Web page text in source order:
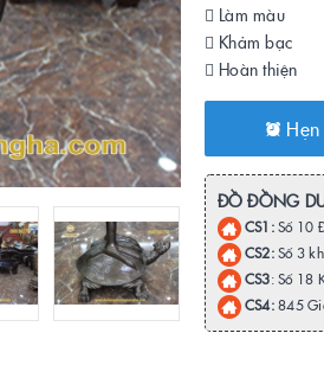
 Làm màu
 Khảm bạc
 Hoàn thiện
ĐỒ ĐỒNG
CS1:Số 10
CS2:Số 3
CS3: Số 18
CS4:845